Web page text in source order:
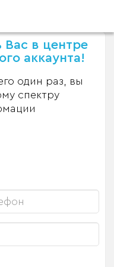
Вас в центре
аккаунта!
один раз, вы
спектру